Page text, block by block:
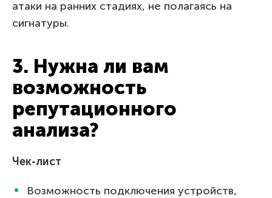
атаки на ранних стадиях, не полагаясь на
сигнатуры.
3. Нужна ли вам
возможность
репутационного
анализа?
Чек-лист
Возможность подключения устройств,